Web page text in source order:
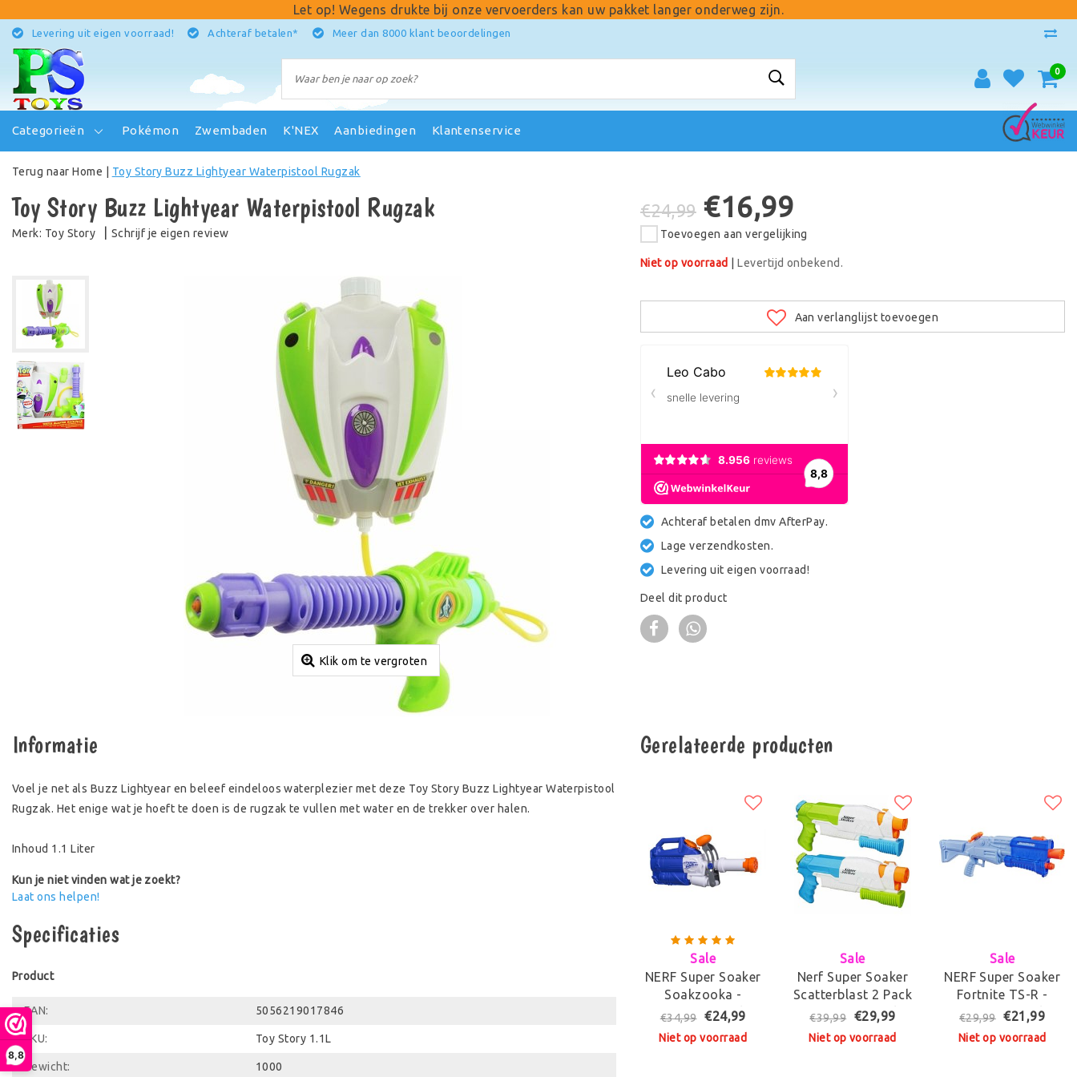
8,8
Let op! Wegens drukte bij onze vervoerders kan uw pakket langer onderweg zijn.
Levering uit eigen voorraad! Achteraf betalen* Meer dan 8000 klant beoordelingen
0
Categorieën Pokémon Zwembaden K'NEX Aanbiedingen Klantenservice
Terug naar Home Toy Story Buzz Lightyear Waterpistool Rugzak
Toy Story Buzz Lightyear Waterpistool Rugzak
Merk: Toy Story Schrijf je eigen review
Klik om te vergroten
€24,99 €16,99
Toevoegen aan vergelijking
Niet op voorraad |Levertijd onbekend.
Aan verlanglijst toevoegen
Achteraf betalen dmv AfterPay.
Lage verzendkosten.
Levering uit eigen voorraad!
Deel dit product
Informatie
Voel je net als Buzz Lightyear en beleef eindeloos waterplezier met deze Toy Story Buzz Lightyear Waterpistool
Rugzak. Het enige wat je hoeft te doen is de rugzak te vullen met water en de trekker over halen.
Inhoud 1.1 Liter
Kun je niet vinden wat je zoekt?
Laat ons helpen!
Specificaties
Product
EAN: 5056219017846
SKU: Toy Story 1.1L
Gewicht: 1000
Gerelateerde producten
Sale
NERF Super Soaker
Soakzooka -
Waterpistool
€34,99 €24,99
Niet op voorraad
Sale
Nerf Super Soaker
Scatterblast 2 Pack
- Waterpistool
€39,99 €29,99
Niet op voorraad
Sale
NERF Super Soaker
Fortnite TS-R -
Waterpistool
€29,99 €21,99
Niet op voorraad